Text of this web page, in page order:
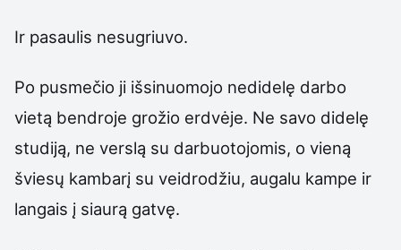
Ir pasaulis nesugriuvo.
Po pusmečio ji išsinuomojo nedidelę darbo
vietą bendroje grožio erdvėje. Ne savo didelę
studiją, ne verslą su darbuotojomis, o vieną
šviesų kambarį su veidrodžiu, augalu kampe ir
langais į siaurą gatvę.